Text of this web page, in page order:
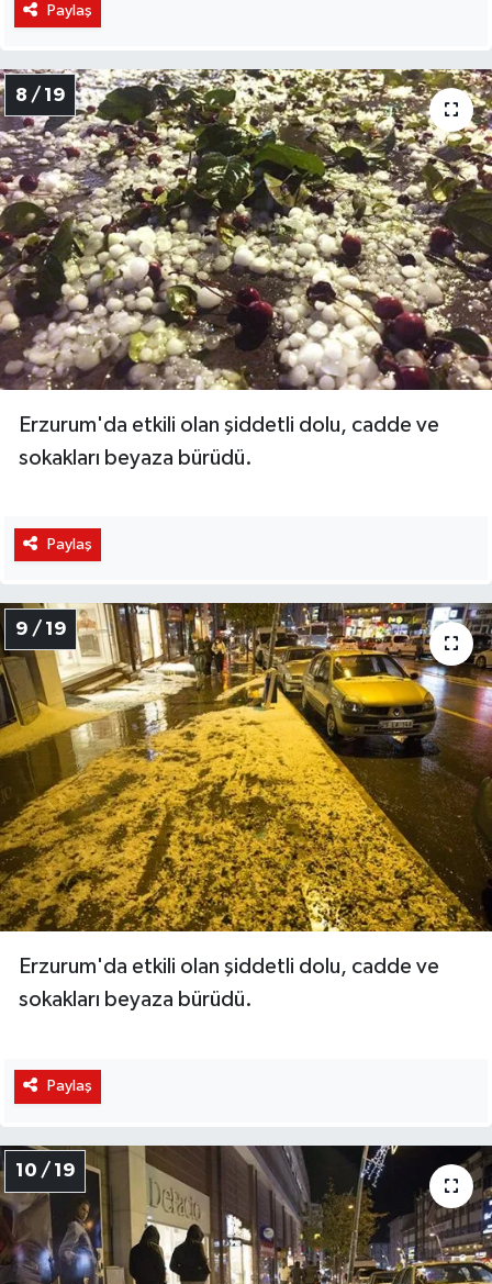
Paylaş
8 / 19
Erzurum'da etkili olan şiddetli dolu, cadde ve
sokakları beyaza bürüdü.
Paylaş
9 / 19
Erzurum'da etkili olan şiddetli dolu, cadde ve
sokakları beyaza bürüdü.
Paylaş
10 / 19